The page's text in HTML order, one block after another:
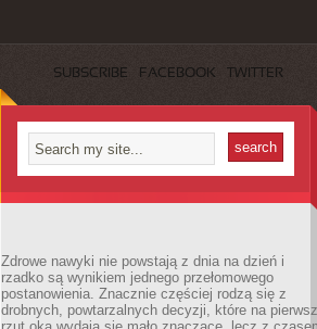
SUBSCRIBE FACEBOOK TWITTER
Zdrowe nawyki nie powstają z dnia na dzień i
rzadko są wynikiem jednego przełomowego
postanowienia. Znacznie częściej rodzą się z
drobnych, powtarzalnych decyzji, które na